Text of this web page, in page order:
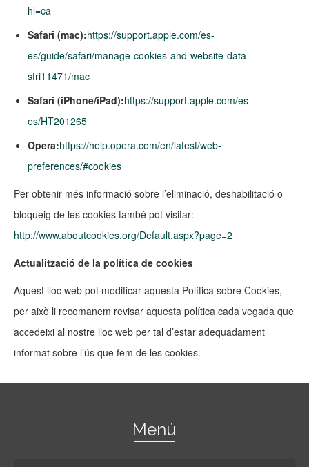
hl=ca
Safari (mac):https://support.apple.com/es-
es/guide/safari/manage-cookies-and-website-data-
sfri11471/mac
Safari (iPhone/iPad):https://support.apple.com/es-
es/HT201265
Opera:https://help.opera.com/en/latest/web-
preferences/#cookies
Per obtenir més informació sobre l’eliminació, deshabilitació o
bloqueig de les cookies també pot visitar:
http://www.aboutcookies.org/Default.aspx?page=2
Actualització de la política de cookies
Aquest lloc web pot modificar aquesta Política sobre Cookies,
per això li recomanem revisar aquesta política cada vegada que
accedeixi al nostre lloc web per tal d’estar adequadament
informat sobre l’ús que fem de les cookies.
Menú